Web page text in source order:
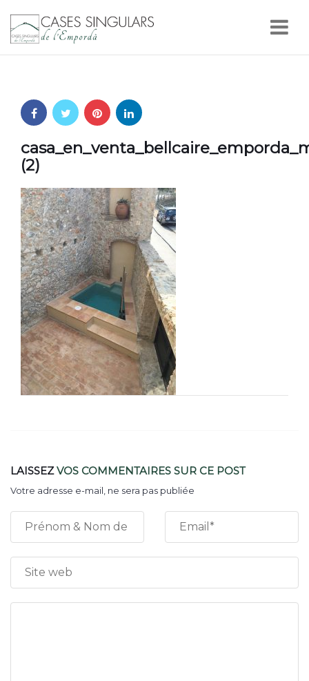
(2)
LAISSEZVOS COMMENTAIRES SUR CE POST
Votre adresse e-mail, ne sera pas publiée